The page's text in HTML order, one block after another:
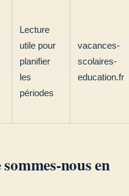
Lecture
utile pour
planifier
les
périodes
vacances-
scolaires-
education.fr
nous en